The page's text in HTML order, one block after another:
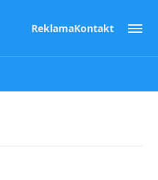
ReklamaKontakt